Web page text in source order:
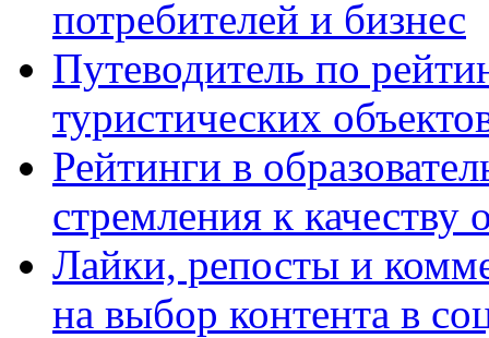
потребителей и бизнес
Путеводитель по
туристических
Рейтинги в
стремления к качеству
Лайки, репосты и
на выбор контента в